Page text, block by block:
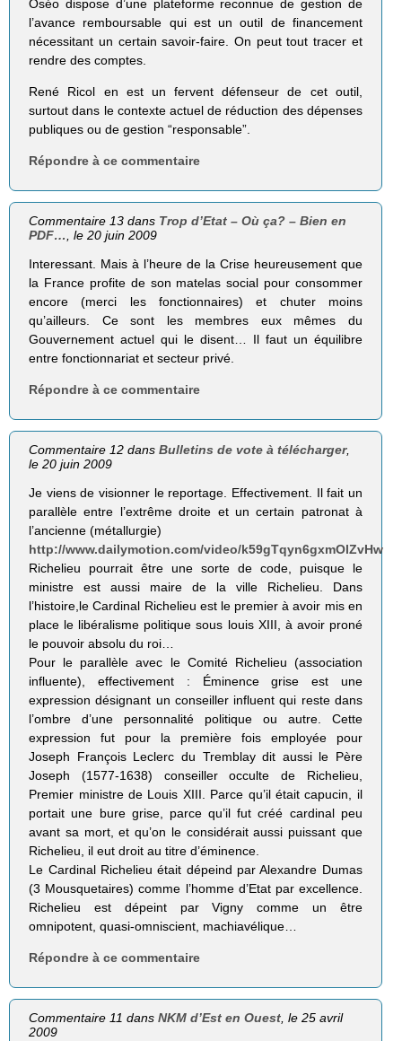
Oséo dispose d’une plateforme reconnue de gestion de
l’avance remboursable qui est un outil de financement
nécessitant un certain savoir-faire. On peut tout tracer et
rendre des comptes.
René Ricol en est un fervent défenseur de cet outil,
surtout dans le contexte actuel de réduction des dépenses
publiques ou de gestion “responsable”.
Répondre à ce commentaire
Commentaire 13 dans Trop d’Etat – Où ça? – Bien en
PDF…
, le 20 juin 2009
Interessant. Mais à l’heure de la Crise heureusement que
la France profite de son matelas social pour consommer
encore (merci les fonctionnaires) et chuter moins
qu’ailleurs. Ce sont les membres eux mêmes du
Gouvernement actuel qui le disent… Il faut un équilibre
entre fonctionnariat et secteur privé.
Répondre à ce commentaire
Commentaire 12 dansBulletins de vote à télécharger,
le 20 juin 2009
Je viens de visionner le reportage. Effectivement. Il fait un
parallèle entre l’extrême droite et un certain patronat à
l’ancienne (métallurgie)
http://www.dailymotion.com/video/k59gTqyn6gxmOlZvHw
Richelieu pourrait être une sorte de code, puisque le
ministre est aussi maire de la ville Richelieu. Dans
l’histoire,le Cardinal Richelieu est le premier à avoir mis en
place le libéralisme politique sous louis XIII, à avoir proné
le pouvoir absolu du roi…
Pour le parallèle avec le Comité Richelieu (association
influente), effectivement : Éminence grise est une
expression désignant un conseiller influent qui reste dans
l’ombre d’une personnalité politique ou autre. Cette
expression fut pour la première fois employée pour
Joseph François Leclerc du Tremblay dit aussi le Père
Joseph (1577-1638) conseiller occulte de Richelieu,
Premier ministre de Louis XIII. Parce qu’il était capucin, il
portait une bure grise, parce qu’il fut créé cardinal peu
avant sa mort, et qu’on le considérait aussi puissant que
Richelieu, il eut droit au titre d’éminence.
Le Cardinal Richelieu était dépeind par Alexandre Dumas
(3 Mousquetaires) comme l’homme d’Etat par excellence.
Richelieu est dépeint par Vigny comme un être
omnipotent, quasi-omniscient, machiavélique…
Répondre à ce commentaire
Commentaire 11 dansNKM d’Est en Ouest, le 25 avril
2009